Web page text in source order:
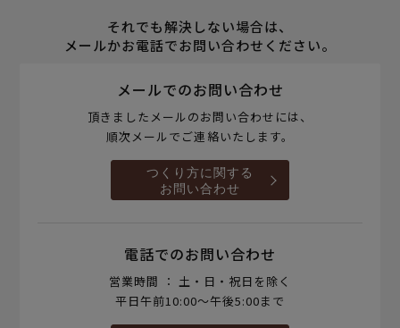
それでも解決しない場合は、
メールかお電話でお問い合わせください。
メールでのお問い合わせ
頂きましたメールのお問い合わせには、
順次メールでご連絡いたします。
つくり方に関する
お問い合わせ
電話でのお問い合わせ
営業時間 ： 土・日・祝日を除く
平日午前10:00～午後5:00まで